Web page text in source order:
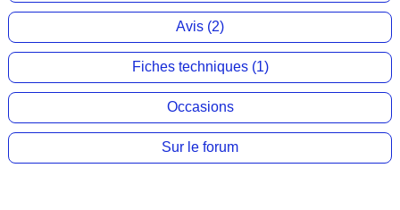
Avis (2)
Fiches techniques (1)
Occasions
Sur le forum